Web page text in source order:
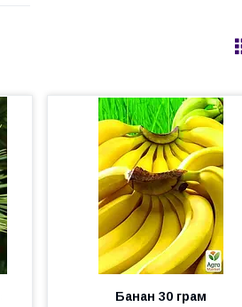
Банан 30 грам